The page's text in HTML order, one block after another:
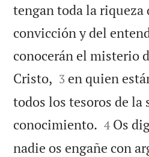
tengan toda la riqueza
convicción y del
conocerán el misterio
Cristo, 

3 en quien
todos los tesoros de la
conocimiento. 

4 Os
nadie os engañe con